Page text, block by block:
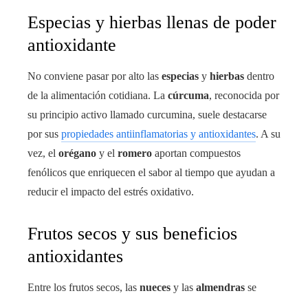
Especias y hierbas llenas de poder
antioxidante
No conviene pasar por alto las especias y hierbas dentro
de la alimentación cotidiana. La cúrcuma, reconocida por
su principio activo llamado curcumina, suele destacarse
por sus propiedades antiinflamatorias y antioxidantes. A su
vez, el orégano y el romero aportan compuestos
fenólicos que enriquecen el sabor al tiempo que ayudan a
reducir el impacto del estrés oxidativo.
Frutos secos y sus beneficios
antioxidantes
Entre los frutos secos, las nueces y las almendras se